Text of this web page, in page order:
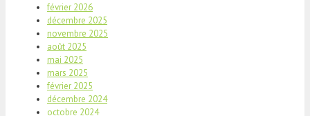
février 2026
décembre 2025
novembre 2025
août 2025
mai 2025
mars 2025
février 2025
décembre 2024
octobre 2024